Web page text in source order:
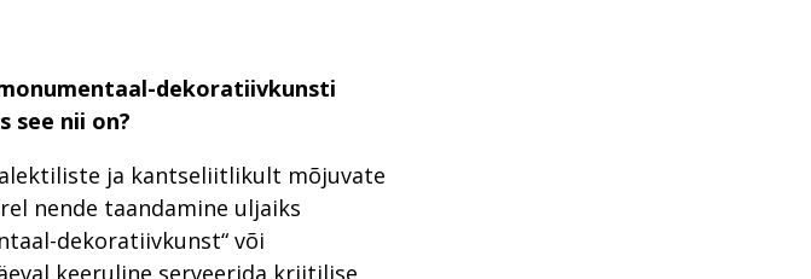
dekoratiivkunsti
see nii on?
ja kantseliitlikult mõjuvate
nende taandamine uljaiks
dekoratiivkunst“ või
keeruline serveerida kriitilise